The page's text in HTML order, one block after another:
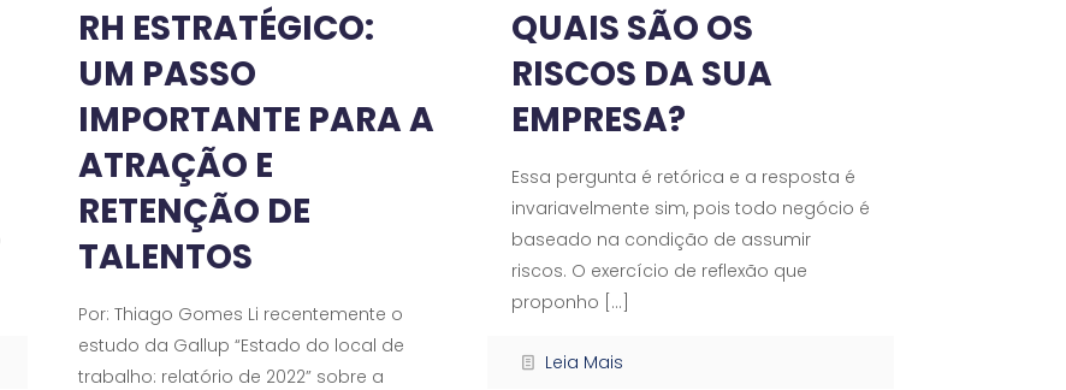
RH ESTRATÉGICO:
UM PASSO
IMPORTANTE PARA A
ATRAÇÃO E
RETENÇÃO DE
TALENTOS
Por: Thiago Gomes Li recentemente o
estudo da Gallup “Estado do local de
trabalho: relatório de 2022” sobre a
QUAIS SÃO OS
RISCOS DA SUA
EMPRESA?
Essa pergunta é retórica e a resposta é
invariavelmente sim, pois todo negócio é
baseado na condição de assumir
riscos. O exercício de reflexão que
proponho […]
Leia Mais